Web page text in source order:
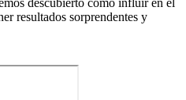
descubierto cómo influir en el
resultados sorprendentes y